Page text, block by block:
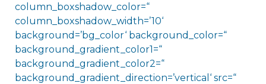
column_boxshadow_color=“
column_boxshadow_width=’10‘
background=’bg_color‘ background_color=“
background_gradient_color1=“
background_gradient_color2=“
background_gradient_direction=’vertical‘ src=“